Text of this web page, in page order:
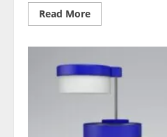
Read MoreRead
more
of
the
Robots
Program
Design
Considerations